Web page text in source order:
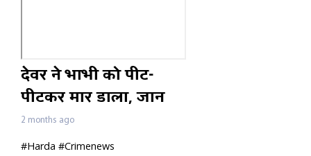
देवर ने भाभी को पीट-
पीटकर मार डाला, जान
बचाने आई बेटी भी गंभीर
घायल,
2 months ago
#Harda #Crimenews